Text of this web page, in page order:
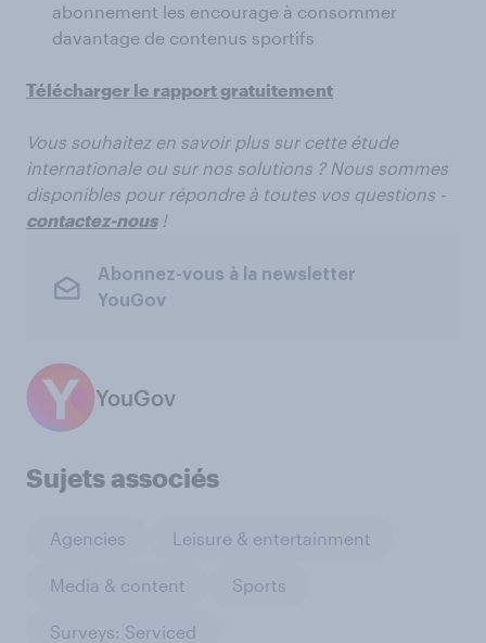
abonnement les encourage à consommer
davantage de contenus sportifs
Télécharger le rapport gratuitement
Vous souhaitez en savoir plus sur cette étude
internationale ou sur nos solutions ? Nous sommes
disponibles pour répondre à toutes vos questions -
contactez-nous!
Abonnez-vous à la newsletter
YouGov
YouGov
Sujets associés
Agencies Leisure & entertainment
Media & content Sports
Surveys: Serviced